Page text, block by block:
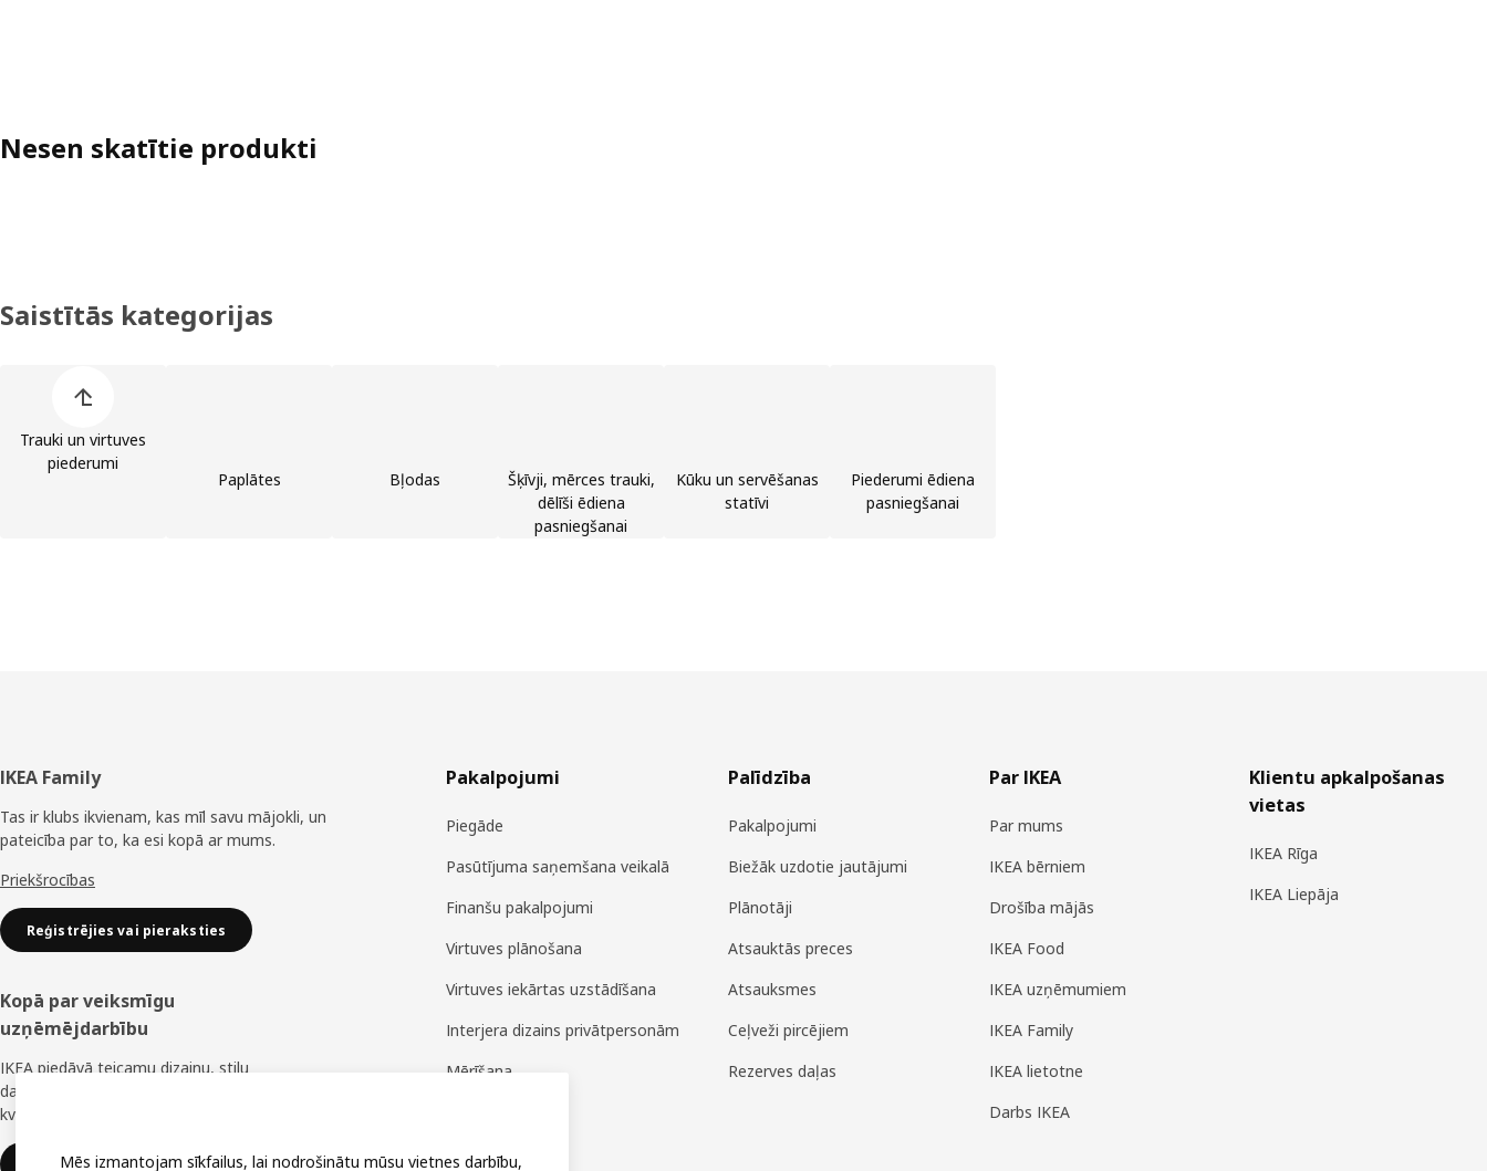
Nesen skatītie produkti
Saistītās kategorijas
Trauki un virtuves
piederumi
Paplātes Bļodas
Šķīvji, mērces trauki,
dēlīši ēdiena
pasniegšanai
Kūku un servēšanas
statīvi
Piederumi ēdiena
pasniegšanai
Kājene
IKEA Family
Tas ir klubs ikvienam, kas mīl savu mājokli, un
pateicība par to, ka esi kopā ar mums.
Priekšrocības
Reģistrējies vai pieraksties
Kopā par veiksmīgu
uzņēmējdarbību
IKEA piedāvā teicamu dizainu, stilu
daudzveidību, lielisku cenu un uzticamu
kvalitāti.
IKEA uzņēmumiem
Pakalpojumi
Piegāde
Pasūtījuma saņemšana veikalā
Finanšu pakalpojumi
Virtuves plānošana
Virtuves iekārtas uzstādīšana
Interjera dizains privātpersonām
Mērīšana
Palīdzība
Pakalpojumi
Biežāk uzdotie jautājumi
Plānotāji
Atsauktās preces
Atsauksmes
Ceļveži pircējiem
Rezerves daļas
Par IKEA
Par mums
IKEA bērniem
Drošība mājās
IKEA Food
IKEA uzņēmumiem
IKEA Family
IKEA lietotne
Darbs IKEA
Klientu apkalpošanas
vietas
IKEA Rīga
IKEA Liepāja
Mēs izmantojam sīkfailus, lai nodrošinātu mūsu vietnes darbību,